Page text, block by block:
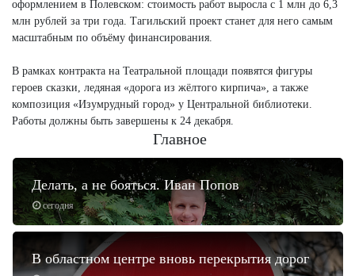
оформлением в Полевском: стоимость работ выросла с 1 млн до 6,3
млн рублей за три года. Тагильский проект станет для него самым
масштабным по объёму финансирования.
В рамках контракта на Театральной площади появятся фигуры
героев сказки, ледяная «дорога из жёлтого кирпича», а также
композиция «Изумрудный город» у Центральной библиотеки.
Работы должны быть завершены к 24 декабря.
Главное
сегодня
Делать, а не бояться. Иван Попов
В областном центре вновь перекрытия дорог